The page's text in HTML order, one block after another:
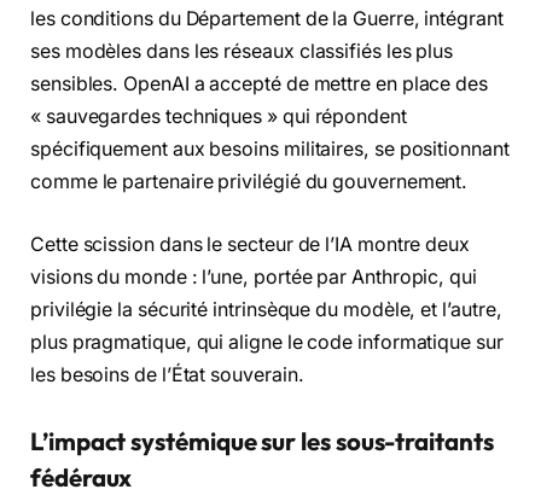
les conditions du Département de la Guerre, intégrant
ses modèles dans les réseaux classifiés les plus
sensibles. OpenAI a accepté de mettre en place des
« sauvegardes techniques » qui répondent
spécifiquement aux besoins militaires, se positionnant
comme le partenaire privilégié du gouvernement.
Cette scission dans le secteur de l’IA montre deux
visions du monde : l’une, portée par Anthropic, qui
privilégie la sécurité intrinsèque du modèle, et l’autre,
plus pragmatique, qui aligne le code informatique sur
les besoins de l’État souverain.
L’impact systémique sur les sous-traitants
fédéraux